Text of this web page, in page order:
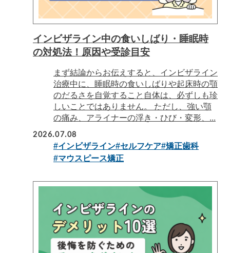
インビザライン中の食いしばり・睡眠時
の対処法！原因や受診目安
まず結論からお伝えすると、インビザライン
治療中に、睡眠時の食いしばりや起床時の顎
のだるさを自覚すること自体は、必ずしも珍
しいことではありません。 ただし、強い顎
の痛み、アライナーの浮き・ひび・変形、...
2026.07.08
#インビザライン#セルフケア#矯正歯科
#マウスピース矯正